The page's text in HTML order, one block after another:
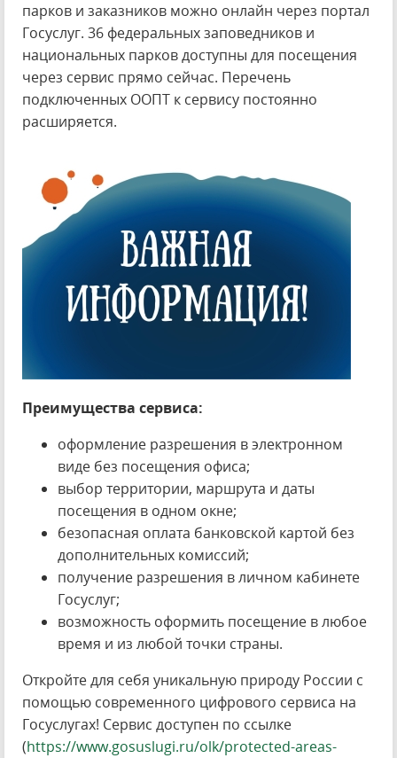
парков и заказников можно онлайн через портал
Госуслуг. 36 федеральных заповедников и
национальных парков доступны для посещения
через сервис прямо сейчас. Перечень
подключенных ООПТ к сервису постоянно
расширяется.
Преимущества сервиса:
оформление разрешения в электронном
виде без посещения офиса;
выбор территории, маршрута и даты
посещения в одном окне;
безопасная оплата банковской картой без
дополнительных комиссий;
получение разрешения в личном кабинете
Госуслуг;
возможность оформить посещение в любое
время и из любой точки страны.
Откройте для себя уникальную природу России с
помощью современного цифрового сервиса на
Госуслугах! Сервис доступен по ссылке
(https://www.gosuslugi.ru/olk/protected-areas-